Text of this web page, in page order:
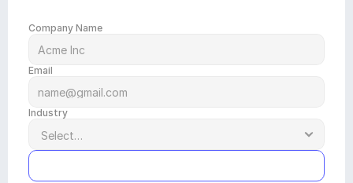
Company Name
Email
Industry